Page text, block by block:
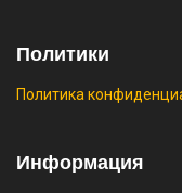
🔥 16190 руб. |
Политики
Политика
Информация